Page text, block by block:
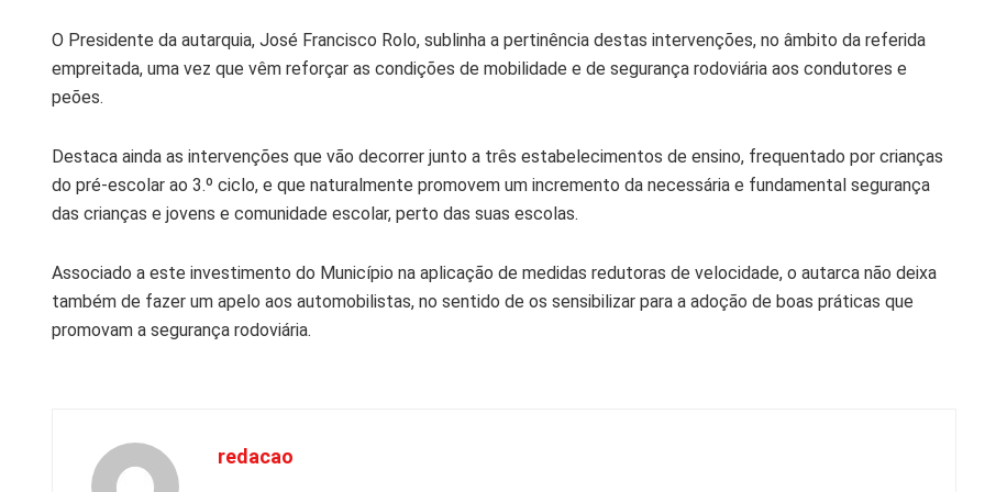
O Presidente da autarquia, José Francisco Rolo, sublinha a pertinência destas intervenções, no âmbito da referida
empreitada, uma vez que vêm reforçar as condições de mobilidade e de segurança rodoviária aos condutores e
peões.
Destaca ainda as intervenções que vão decorrer junto a três estabelecimentos de ensino, frequentado por crianças
do pré-escolar ao 3.º ciclo, e que naturalmente promovem um incremento da necessária e fundamental segurança
das crianças e jovens e comunidade escolar, perto das suas escolas.
Associado a este investimento do Município na aplicação de medidas redutoras de velocidade, o autarca não deixa
também de fazer um apelo aos automobilistas, no sentido de os sensibilizar para a adoção de boas práticas que
promovam a segurança rodoviária.
redacao